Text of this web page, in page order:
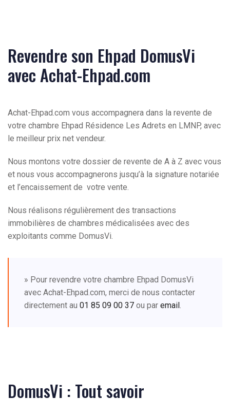
Revendre son Ehpad DomusVi
avec Achat-Ehpad.com
Achat-Ehpad.com vous accompagnera dans la revente de
votre chambre Ehpad Résidence Les Adrets en LMNP, avec
le meilleur prix net vendeur.
Nous montons votre dossier de revente de A à Z avec vous
et nous vous accompagnerons jusqu’à la signature notariée
et l’encaissement de votre vente.
Nous réalisons régulièrement des transactions
immobilières de chambres médicalisées avec des
exploitants comme DomusVi.
» Pour revendre votre chambre Ehpad DomusVi
avec Achat-Ehpad.com, merci de nous contacter
directement au 01 85 09 00 37 ou par email
DomusVi : Tout savoir